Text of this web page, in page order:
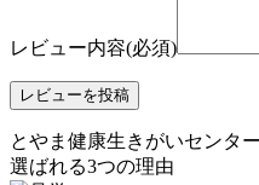
レビュー内容(必須)
とやま健康生きがいセンター
選ばれる3つの理由